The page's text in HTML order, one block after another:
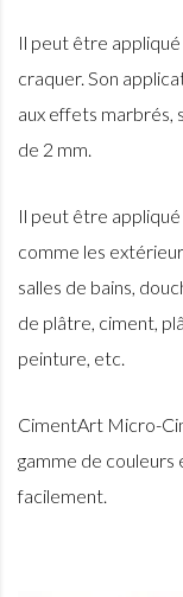
Il peut être
craquer. Son
aux effets marbrés,
de 2 mm.
Il peut être appliqué
comme les
salles de bains,
de plâtre, ciment,
peinture, etc.
CimentArt Micro-
gamme de
facilement.